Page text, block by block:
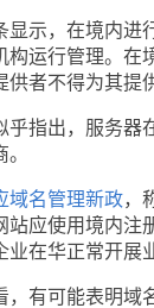
，在境内进
构运行管理。在
者不得为其提
出，服务器
域名管理新政，
站应使用境内注
在华正常开展
可能表明域名